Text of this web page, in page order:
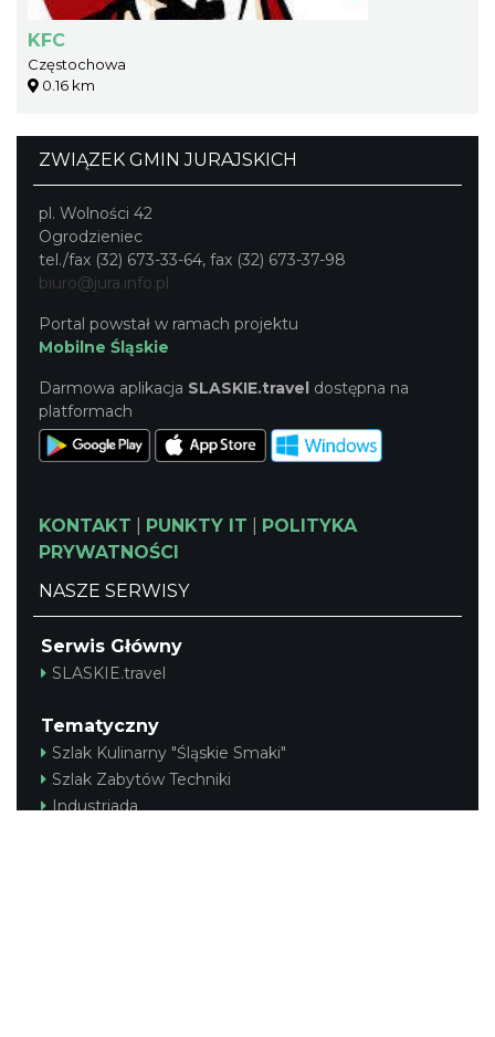
KFC
Częstochowa
0.16 km
ZWIĄZEK GMIN JURAJSKICH
pl. Wolności 42
Ogrodzieniec
tel./fax (32) 673-33-64, fax (32) 673-37-98
biuro@jura.info.pl
Portal powstał w ramach projektu
Mobilne Śląskie
Darmowa aplikacja SLASKIE.travel dostępna na
platformach
KONTAKT PUNKTY IT
POLITYKA
PRYWATNOŚCI
NASZE SERWISY
Serwis Główny
SLASKIE.travel
Tematyczny
Szlak Kulinarny "Śląskie Smaki"
Szlak Zabytów Techniki
Industriada